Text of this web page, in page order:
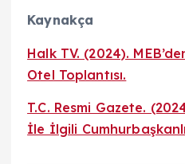
Kaynakça
Halk TV. (2024).
Otel Toplantısı.
T.C. Resmi Gazete.
İle İlgili